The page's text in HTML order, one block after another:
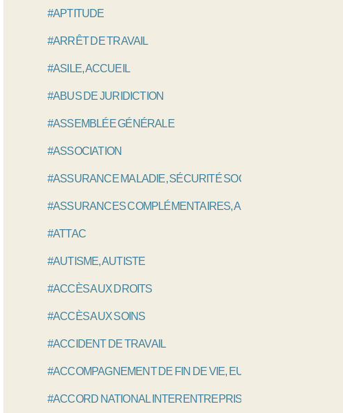
#APTITUDE
#ARRÊT DE TRAVAIL
#ASILE, ACCUEIL
#ABUS DE JURIDICTION
#ASSEMBLÉE GÉNÉRALE
#ASSOCIATION
#ASSURANCE MALADIE, SÉCURITÉ SOCIALE
#ASSURANCES COMPLÉMENTAIRES, AMC
#ATTAC
#AUTISME, AUTISTE
#ACCÈS AUX DROITS
#ACCÈS AUX SOINS
#ACCIDENT DE TRAVAIL
#ACCOMPAGNEMENT DE FIN DE VIE, EUTHANASIE
#ACCORD NATIONAL INTERENTREPRISES ANI